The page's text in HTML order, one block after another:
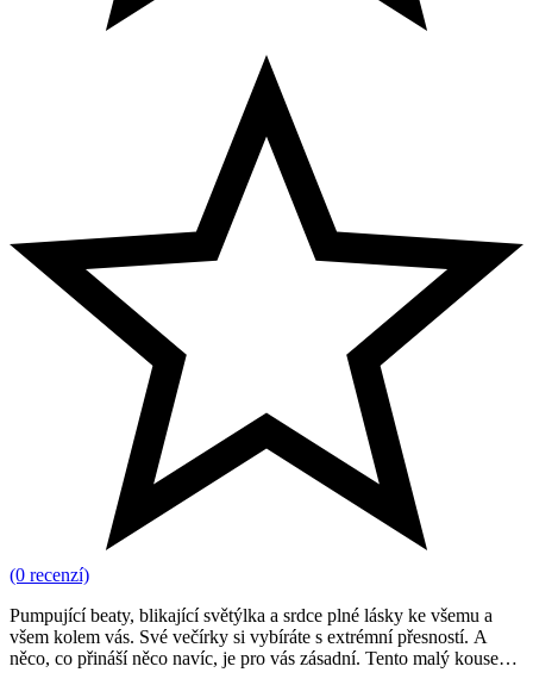
(0 recenzí)
Pumpující beaty, blikající světýlka a srdce plné lásky ke všemu a
všem kolem vás. Své večírky si vybíráte s extrémní přesností. A
něco, co přináší něco navíc, je pro vás zásadní. Tento malý kousek